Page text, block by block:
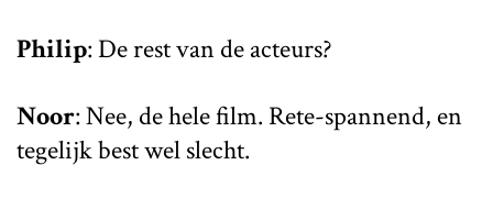
Philip: De rest van de acteurs?
Noor: Nee, de hele film. Rete-spannend, en
tegelijk best wel slecht.